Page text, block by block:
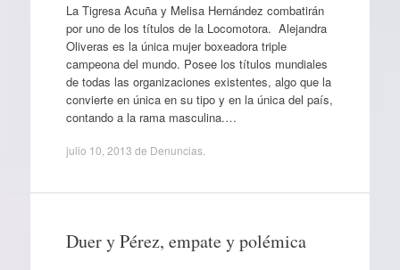
La Tigresa Acuña y Melisa Hernández combatirán
por uno de los títulos de la Locomotora. Alejandra
Oliveras es la única mujer boxeadora triple
campeona del mundo. Posee los títulos mundiales
de todas las organizaciones existentes, algo que la
convierte en única en su tipo y en la única del país,
contando a la rama masculina.…
julio 10, 2013 de Denuncias.
Duer y Pérez, empate y polémica